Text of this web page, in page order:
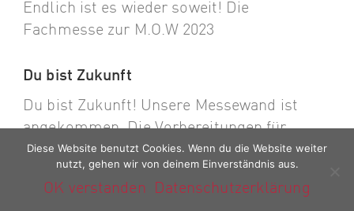
Endlich ist es wieder soweit! Die
Fachmesse zur M.O.W 2023
Du bist Zukunft
Du bist Zukunft! Unsere Messewand ist
angekommen. Die Vorbereitungen für
Boxspringbett Crush, ein Bett mit
Charakter
Diese Website benutzt Cookies. Wenn du die Website weiter
nutzt, gehen wir von deinem Einverständnis aus.
OK verstanden Datenschutzerklärung